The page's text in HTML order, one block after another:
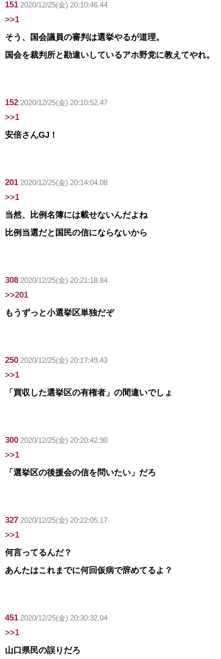
151 2020/12/25(金) 20:10:46.44
>>1
そう、国会議員の審判は選挙やるが道理。
国会を裁判所と勘違いしているアホ野党に教えてやれ。
152 2020/12/25(金) 20:10:52.47
>>1
安倍さんGJ！
201 2020/12/25(金) 20:14:04.08
>>1
当然、比例名簿には載せないんだよね
比例当選だと国民の信にならないから
308 2020/12/25(金) 20:21:18.84
>>201
もうずっと小選挙区単独だぞ
250 2020/12/25(金) 20:17:49.43
>>1
「買収した選挙区の有権者」の間違いでしょ
300 2020/12/25(金) 20:20:42.90
>>1
「選挙区の後援会の信を問いたい」だろ
327 2020/12/25(金) 20:22:05.17
>>1
何言ってるんだ？
あんたはこれまでに何回仮病で辞めてるよ？
451 2020/12/25(金) 20:30:32.04
>>1
山口県民の誤りだろ